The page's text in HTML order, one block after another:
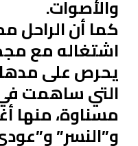
والأصوات.
كما أن الراحل
اشتغاله مع
يحرص على مدها
التي ساهمت
مسناوة، منها
و”النسر”